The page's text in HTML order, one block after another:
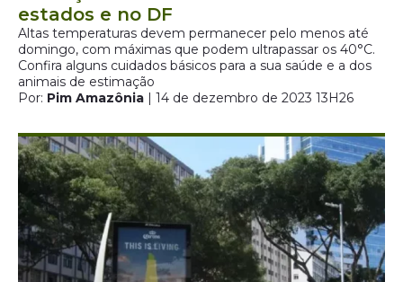
estados e no DF
Altas temperaturas devem permanecer pelo menos até
domingo, com máximas que podem ultrapassar os 40°C.
Confira alguns cuidados básicos para a sua saúde e a dos
animais de estimação
Por: Pim Amazônia | 14 de dezembro de 2023 13H26